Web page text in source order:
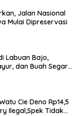
Jalan Nasional
Mulai Dipreservasi
Labuan Bajo,
dan Buah Segar
Cie Deno Rp14,5
Ilegal,Spek Tidak